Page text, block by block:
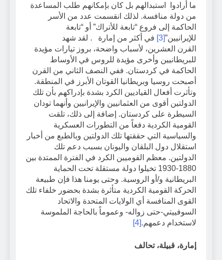
ما أرادوا استبدالهم بل كان بإمكانهم طلب المساعدة
من دولة منافسة. لذلك انقسمت عدد من الأسر
الحاكمة إلى فروع “تابعة للأتراك” أو “تابعة
للإيرانيين”[3]
في أكثر من إمارة . لقد شهد
القرن العشرين، لأسباب واضحة، بروز تيارات مؤيدة
للبريطانيين وأخرى مؤيدة للروس في الأوساط
الحاكمة في كردستان. ففي النصف الثاني من القرن
أصبحت روسيا وبريطانيا القوتان الأبرز في المنطقة.
وتأثرت أفعال القياديين الكرد بشدة بإدراكهم بأن تلك
الدولتين أقوى من العثمانيين والإيرانيين وأنهما تودان
السيطرة على كردستان. إضافة إلى ذلك، تلقت
القومية الكردية دفعاً من التطورات العسكرية
والسياسية التي حققتها تلك الدولتين وبالطبع من أخبار
استقلال دول البلقان واليونان بسبب دعم تلك
الدولتين. معظم القوميين الكرد في الفترة الممتدة بين
1880-1930 تخيلوا دولة مستقلة تحت الحماية
البريطانية و/أو الروسية. وحتى يومنا هذا فإن طبيعة
الحركة القومية الكردية متأثرة بشدة بحضور خلفاء تلك
القوى المنافسة أي الولايات المتحدة والاتحاد
السوفييتي-حتى زواله- وعموماً بالحاجة الملموسة
لاستخدام دعمهم.[4]
إمارة، قبيلة، تحالف